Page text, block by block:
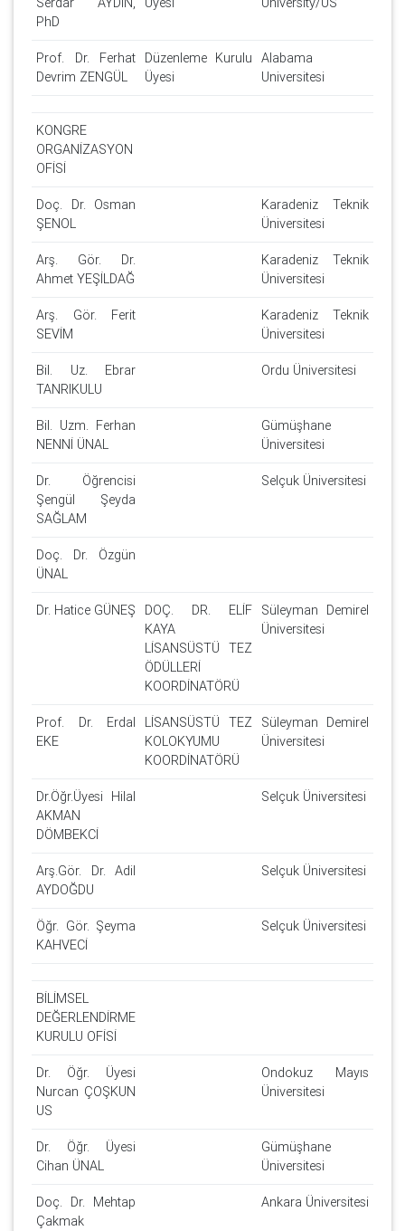
PhD
Prof. Dr. Ferhat
Devrim ZENGÜL
Düzenleme Kurulu
Üyesi
Alabama
Universitesi
KONGRE
ORGANİZASYON
OFİSİ
Doç. Dr. Osman
ŞENOL
Karadeniz Teknik
Üniversitesi
Arş. Gör. Dr.
Ahmet YEŞİLDAĞ
Karadeniz Teknik
Üniversitesi
Arş. Gör. Ferit
SEVİM
Karadeniz Teknik
Üniversitesi
Bil. Uz. Ebrar
TANRIKULU
Ordu Üniversitesi
Bil. Uzm. Ferhan
NENNİ ÜNAL
Gümüşhane
Üniversitesi
Dr. Öğrencisi
Şengül Şeyda
SAĞLAM
Selçuk Üniversitesi
Doç. Dr. Özgün
ÜNAL
Dr. Hatice GÜNEŞ
DOÇ. DR. ELİF
KAYA
LİSANSÜSTÜ TEZ
ÖDÜLLERİ
KOORDİNATÖRÜ
Süleyman Demirel
Üniversitesi
Prof. Dr. Erdal
EKE
LİSANSÜSTÜ TEZ
KOLOKYUMU
KOORDİNATÖRÜ
Süleyman Demirel
Üniversitesi
Dr.Öğr.Üyesi Hilal
AKMAN
DÖMBEKCİ
Selçuk Üniversitesi
Arş.Gör. Dr. Adil
AYDOĞDU
Selçuk Üniversitesi
Öğr. Gör. Şeyma
KAHVECİ
Selçuk Üniversitesi
BİLİMSEL
DEĞERLENDİRME
KURULU OFİSİ
Dr. Öğr. Üyesi
Nurcan ÇOŞKUN
US
Ondokuz Mayıs
Üniversitesi
Dr. Öğr. Üyesi
Cihan ÜNAL
Gümüşhane
Üniversitesi
Doç. Dr. Mehtap
Çakmak
Ankara Üniversitesi